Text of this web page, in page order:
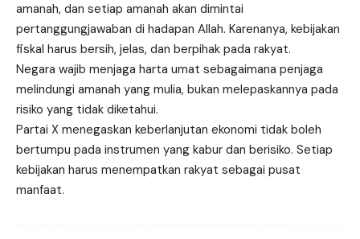
amanah, dan setiap amanah akan dimintai
pertanggungjawaban di hadapan Allah. Karenanya, kebijakan
fiskal harus bersih, jelas, dan berpihak pada rakyat.
Negara wajib menjaga harta umat sebagaimana penjaga
melindungi amanah yang mulia, bukan melepaskannya pada
risiko yang tidak diketahui.
Partai X menegaskan keberlanjutan ekonomi tidak boleh
bertumpu pada instrumen yang kabur dan berisiko. Setiap
kebijakan harus menempatkan rakyat sebagai pusat
manfaat.